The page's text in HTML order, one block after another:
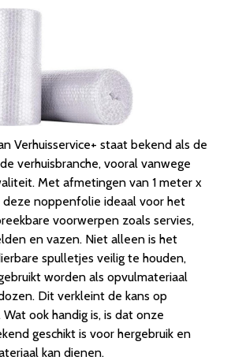
Verhuisservice+ staat bekend als de
verhuisbranche, vooral vanwege
Met afmetingen van 1 meter x
deze noppenfolie ideaal voor het
voorwerpen zoals servies,
en vazen. Niet alleen is het
spulletjes veilig te houden,
worden als opvulmateriaal
Dit verkleint de kans op
Wat ook handig is, is dat onze
geschikt is voor hergebruik en
kan dienen.